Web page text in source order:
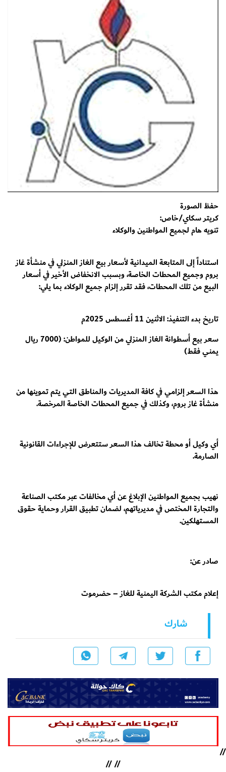
حفظ الصورة
كريتر سكاي/خاص:
تنويه هام لجميع المواطنين والوكلاء
استناداً إلى المتابعة الميدانية لأسعار بيع الغاز المنزلي في منشأة غاز
بروم وجميع المحطات الخاصة، وبسبب الانخفاض الأخير في أسعار
البيع من تلك المحطات، فقد تقرر إلزام جميع الوكلاء بما يلي:
تاريخ بدء التنفيذ: الاثنين 11 أغسطس 2025م
سعر بيع أسطوانة الغاز المنزلي من الوكيل للمواطن: (7000 ريال
يمني فقط)
هذا السعر إلزامي في كافة المديريات والمناطق التي يتم تموينها من
منشأة غاز بروم، وكذلك في جميع المحطات الخاصة المرخصة.
أي وكيل أو محطة تخالف هذا السعر ستتعرض للإجراءات القانونية
الصارمة.
نهيب بجميع المواطنين الإبلاغ عن أي مخالفات عبر مكتب الصناعة
والتجارة المختص في مديرياتهم، لضمان تطبيق القرار وحماية حقوق
المستهلكين.
صادر عن:
إعلام مكتب الشركة اليمنية للغاز – حضرموت
شارك
//
//
//